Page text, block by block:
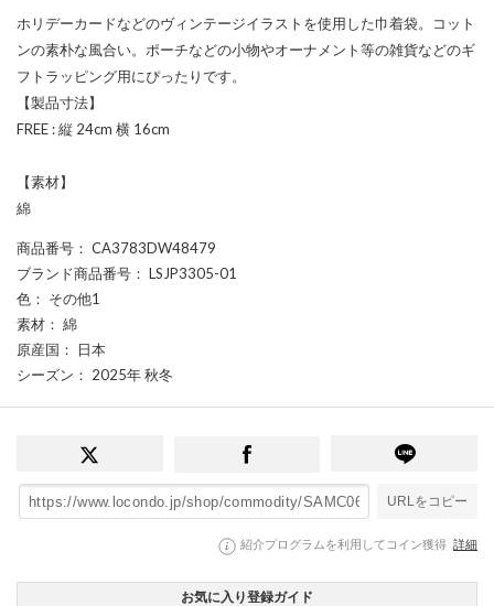
ホリデーカードなどのヴィンテージイラストを使用した巾着袋。コット
ンの素朴な風合い。ポーチなどの小物やオーナメント等の雑貨などのギ
フトラッピング用にぴったりです。
【製品寸法】
FREE : 縦 24cm 横 16cm
【素材】
綿
商品番号 ： CA3783DW48479
ブランド商品番号 ： LSJP3305-01
色 ： その他1
素材 ： 綿
原産国 ： 日本
シーズン ： 2025年 秋冬
URLをコピー
紹介プログラムを利用してコイン獲得 詳細
お気に入り登録ガイド